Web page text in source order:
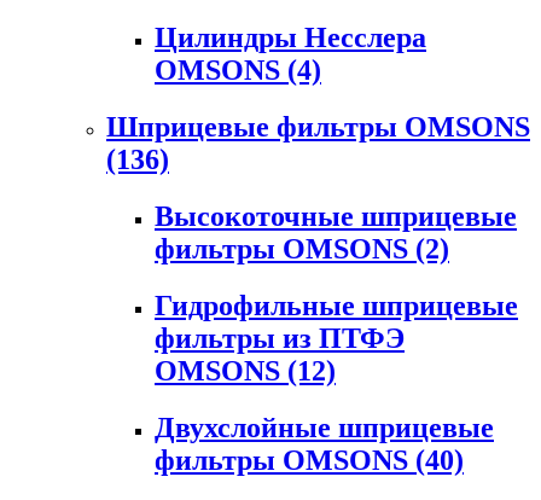
Цилиндры Несслера
OMSONS (4)
Шприцевые фильтры OMSONS
(136)
Высокоточные шприцевые
фильтры OMSONS (2)
Гидрофильные шприцевые
фильтры из ПТФЭ
OMSONS (12)
Двухслойные шприцевые
фильтры OMSONS (40)